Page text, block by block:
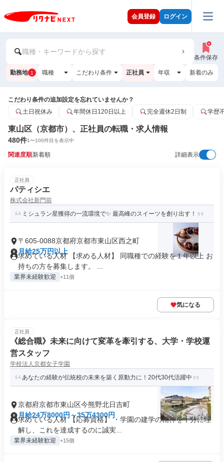
会員登録 ログイン
職種・キーワードから探す
条件保存
勤務地 1 職種 こだわり条件 正社員 年収 新着のみ
こだわり条件の追加設定を忘れていませんか？
土日祝休み
年間休日120日以上 完全週休2日制 学歴
東山区（京都市）、正社員の転職・求人情報
480件1〜100件目を表示中
関連度順新着順 詳細表示
正社員
パティシエ
株式会社新門前
ミシュラン星獲得の一流環境で✨ 最高峰のスイーツを創り出す！
〒605-0088京都府京都市東山区西之町
月給25万円以上
求めている人材 【求める人材】 同職種での経験を１年以上 お
持ちの方を募集します。 ...
業界未経験歓迎 +11個
気になる
正社員
《総合職》未来に向けて変革を牽引する、大学・学校運
営スタッフ
学校法人京都女子学園
あなたの経験が伝統校の未来を築く原動力に！20代30代活躍中
京都府京都市東山区今熊野北日吉町
月給24万8000円～35万4300円
求めている人材 【応募資格】 ・学園の建学の精神を十分に理
解し、これを達成するのに誠実...
業界未経験歓迎 +15個